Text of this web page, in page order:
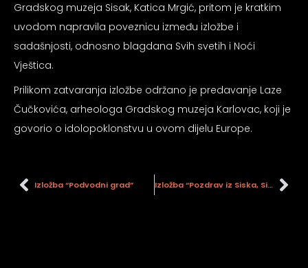
Gradskog muzeja Sisak, Katica Mrgić, pritom je kratkim
uvodom napravila poveznicu između izložbe i
sadašnjosti, odnosno blagdana Svih svetih i Noći
Vještica.
Prilikom zatvaranja izložbe održano je predavanje Laze
Čučkovića, arheologa Gradskog muzeja Karlovac, koji je
govorio o idolopoklonstvu u ovom dijelu Europe.
Izložba “Podvodni grad” Izložba “Pozdrav iz Siska, Sisak na starim razglednicama iz zbirke Gradskog muzeja Sisak”